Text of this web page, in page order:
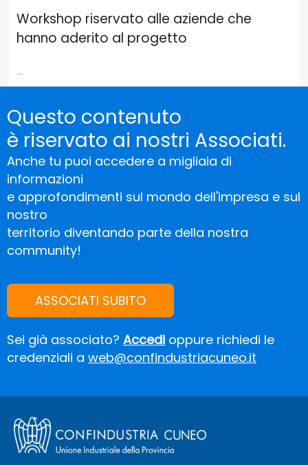
Workshop riservato alle aziende che
hanno aderito al progetto
...
Questo contenuto
è riservato ai nostri Associati.
Anche tu puoi accedere a migliaia di
informazioni
e approfondimenti sul mondo dell'impresa e sul
nostro
territorio diventando parte della nostra
community!
ASSOCIATI SUBITO
Sei già associato? Accedi oppure richiedi le
credenziali a web@confindustriacuneo.it